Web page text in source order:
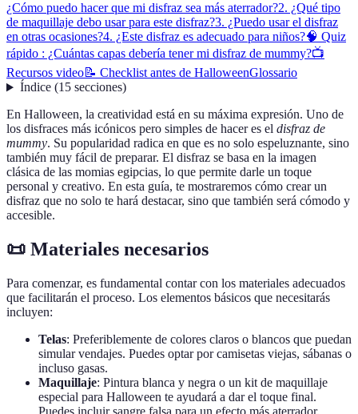
¿Cómo puedo hacer que mi disfraz sea más aterrador?2. ¿Qué tipo
de maquillaje debo usar para este disfraz?3. ¿Puedo usar el disfraz
en otras ocasiones?4. ¿Este disfraz es adecuado para niños?🧠 Quiz
rápido : ¿Cuántas capas debería tener mi disfraz de mummy?📺
Recursos video📝 Checklist antes de HalloweenGlossario
Índice(15 secciones)
En Halloween, la creatividad está en su máxima expresión. Uno de
los disfraces más icónicos pero simples de hacer es el disfraz de
mummy. Su popularidad radica en que es no solo espeluznante, sino
también muy fácil de preparar. El disfraz se basa en la imagen
clásica de las momias egipcias, lo que permite darle un toque
personal y creativo. En esta guía, te mostraremos cómo crear un
disfraz que no solo te hará destacar, sino que también será cómodo y
accesible.
📜 Materiales necesarios
Para comenzar, es fundamental contar con los materiales adecuados
que facilitarán el proceso. Los elementos básicos que necesitarás
incluyen:
Telas: Preferiblemente de colores claros o blancos que puedan
simular vendajes. Puedes optar por camisetas viejas, sábanas o
incluso gasas.
Maquillaje: Pintura blanca y negra o un kit de maquillaje
especial para Halloween te ayudará a dar el toque final.